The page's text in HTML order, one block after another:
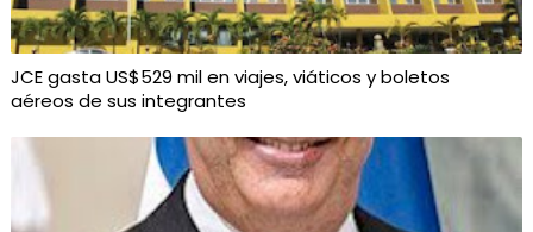
JCE gasta US$529 mil en viajes, viáticos y boletos
aéreos de sus integrantes